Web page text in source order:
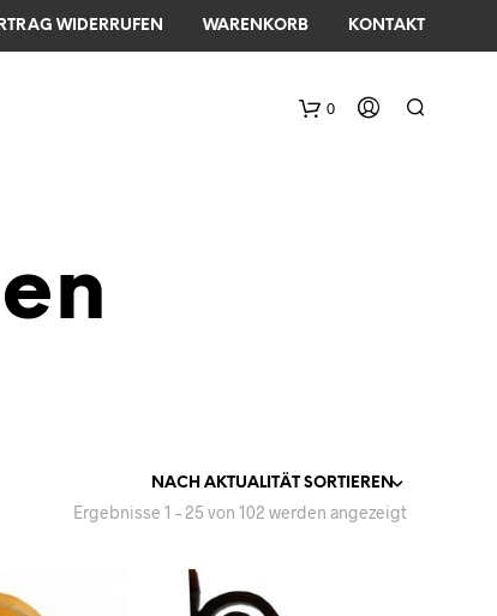
WIDERRUFEN WARENKORB KONTAKT
0
Ergebnisse 1 – 25 von 102 werden angezeigt